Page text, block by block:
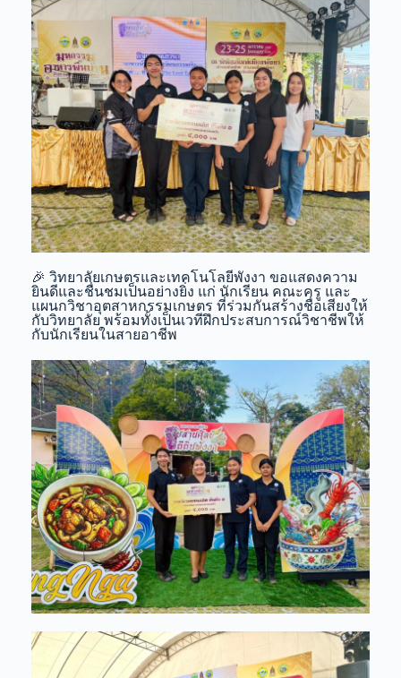
🎉 วิทยาลัยเกษตรและเทคโนโลยีพังงา ขอแสดงความ
ยินดีและชื่นชมเป็นอย่างยิ่ง แก่ นักเรียน คณะครู และ
แผนกวิชาอุตสาหกรรมเกษตร ที่ร่วมกันสร้างชื่อเสียงให้
กับวิทยาลัย พร้อมทั้งเป็นเวทีฝึกประสบการณ์วิชาชีพให้
กับนักเรียนในสายอาชีพ